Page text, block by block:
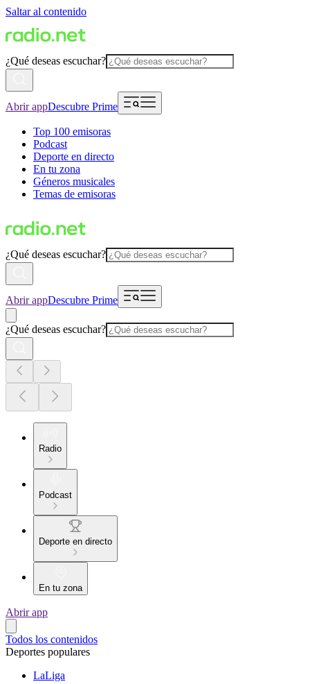
Saltar al contenido
¿Qué deseas escuchar?
Abrir appDescubre Prime
Top 100 emisoras
Podcast
Deporte en directo
En tu zona
Géneros musicales
Temas de emisoras
¿Qué deseas escuchar?
Abrir appDescubre Prime
¿Qué deseas escuchar?
Radio
Podcast
Deporte en directo
En tu zona
Abrir app
Todos los contenidos
Deportes populares
LaLiga